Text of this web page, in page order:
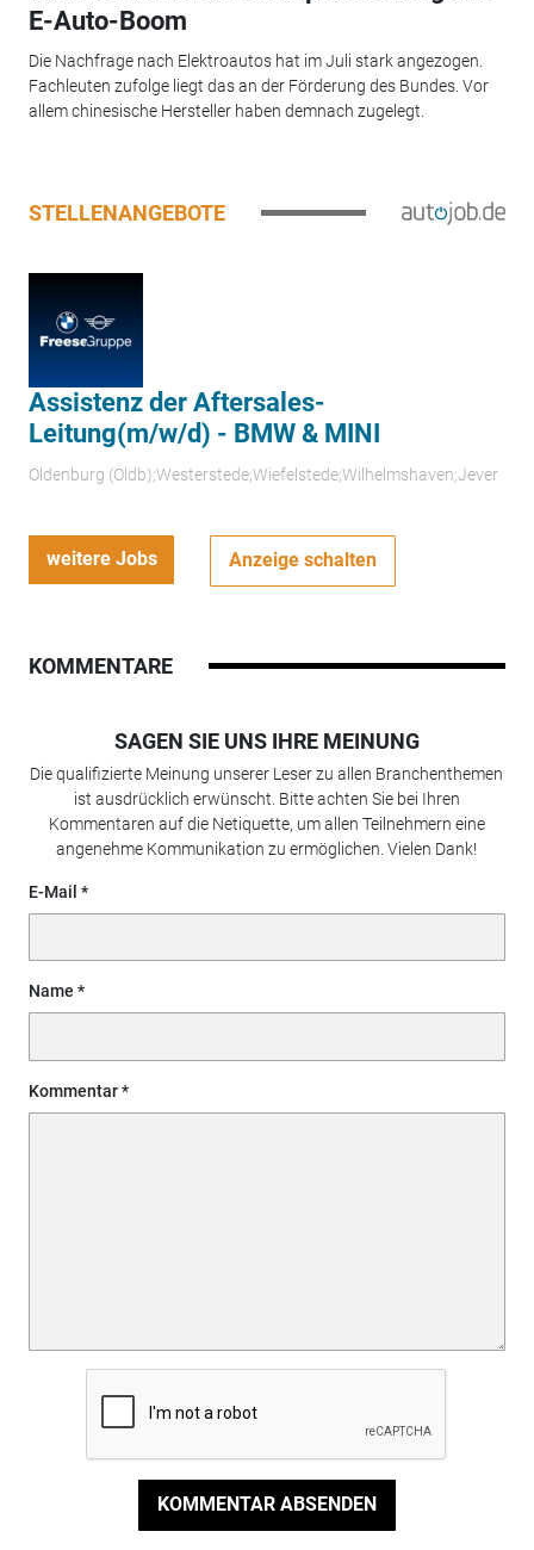
E-Auto-Boom
Die Nachfrage nach Elektroautos hat im Juli stark angezogen.
Fachleuten zufolge liegt das an der Förderung des Bundes. Vor
allem chinesische Hersteller haben demnach zugelegt.
STELLENANGEBOTE
Assistenz der Aftersales-
Leitung(m/w/d) - BMW & MINI
Oldenburg (Oldb);Westerstede;Wiefelstede;Wilhelmshaven;Jever
weitere Jobs Anzeige schalten
KOMMENTARE
SAGEN SIE UNS IHRE MEINUNG
Die qualifizierte Meinung unserer Leser zu allen Branchenthemen
ist ausdrücklich erwünscht. Bitte achten Sie bei Ihren
Kommentaren auf die Netiquette, um allen Teilnehmern eine
angenehme Kommunikation zu ermöglichen. Vielen Dank!
E-Mail
Name
Kommentar
KOMMENTAR ABSENDEN